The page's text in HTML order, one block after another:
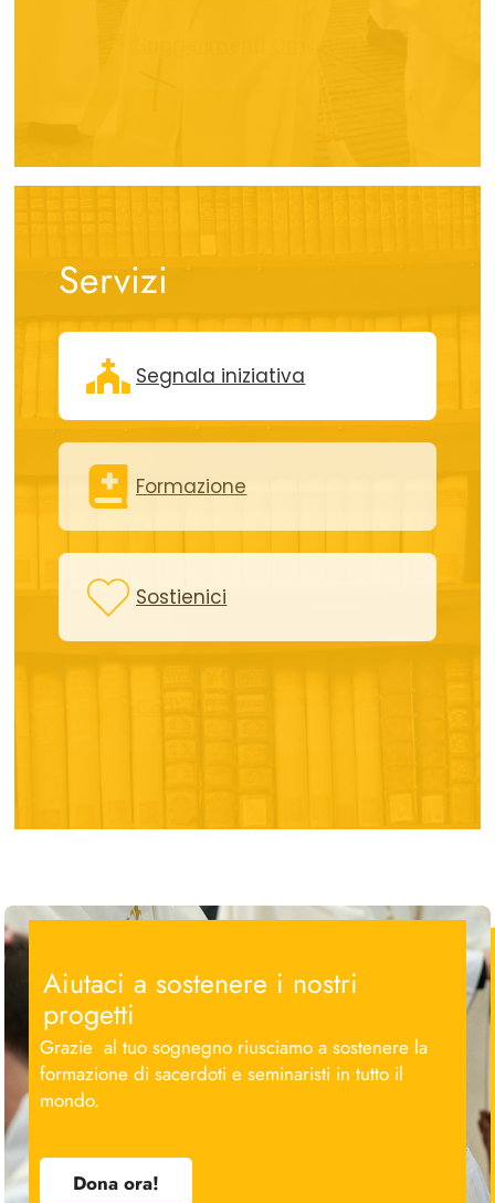
Servizi
Segnala iniziativa
Formazione
Sostienici
Aiutaci a sostenere i nostri
progetti
Grazie al tuo sognegno riusciamo a sostenere la
formazione di sacerdoti e seminaristi in tutto il
mondo.
Dona ora!